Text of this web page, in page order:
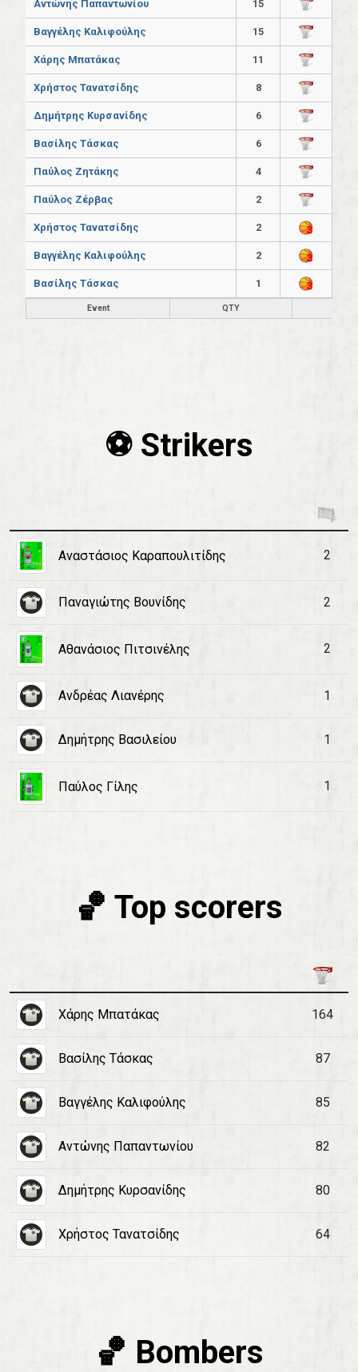
Αντώνης Παπαντωνίου 15
Βαγγέλης Καλιφούλης 15
Χάρης Μπατάκας 11
Χρήστος Τανατσίδης 8
Δημήτρης Κυρσανίδης 6
Βασίλης Τάσκας 6
Παύλος Ζητάκης 4
Παύλος Ζέρβας 2
Χρήστος Τανατσίδης 2
Βαγγέλης Καλιφούλης 2
Βασίλης Τάσκας 1
Event QTY
⚽️ Strikers
Αναστάσιος Καραπουλιτίδης 2
Παναγιώτης Βουνίδης 2
Αθανάσιος Πιτσινέλης 2
Ανδρέας Λιανέρης 1
Δημήτρης Βασιλείου 1
Παύλος Γίλης 1
🏀 Top scorers
Χάρης Μπατάκας 164
Βασίλης Τάσκας 87
Βαγγέλης Καλιφούλης 85
Αντώνης Παπαντωνίου 82
Δημήτρης Κυρσανίδης 80
Χρήστος Τανατσίδης 64
🏀 Bombers